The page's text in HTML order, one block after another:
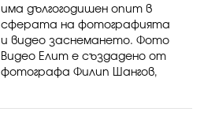
има дългогодишен опит в
сферата на фотографията
и видео заснемането. Фото
Видео Елит е създадено от
фотографа Филип Шангов,